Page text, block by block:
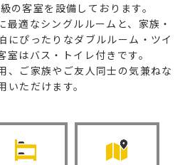
の客室を設備しております。
最適なシングルルームと、家族・
にぴったりなダブルルーム・ツイ
はバス・トイレ付きです。
、ご家族やご友人同士の気兼ねな
ただけます。